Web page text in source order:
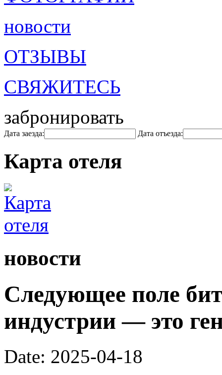
новости
ОТЗЫВЫ
СВЯЖИТЕСЬ
забронировать
Дата заезда: Дата отъезда:
Карта отеля
новости
Следующее поле
индустрии — это
Date: 2025-04-18